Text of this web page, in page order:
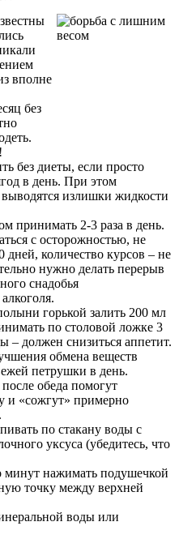
вполне
без
без диеты, если просто
в день. При этом
излишки жидкости
принимать 2-3 раза в день.
с осторожностью, не
количество курсов – не
нужно делать перерыв
снадобья
горькой залить 200 мл
по столовой ложке 3
– должен снизиться аппетит.
обмена веществ
петрушки в день.
обеда помогут
и «сожгут» примерно
по стакану воды с
уксуса (убедитесь, что
минут нажимать подушечкой
точку между верхней
воды или